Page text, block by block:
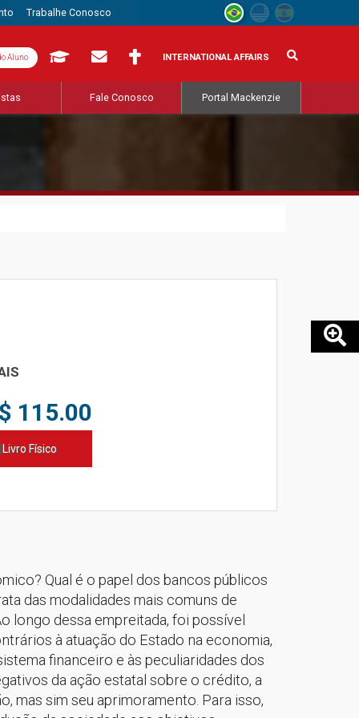
Trabalhe Conosco
Aluno INTERNATIONAL AFFAIRS
Fale Conosco Portal Mackenzie
115.00
Livro Físico
Qual é o papel dos bancos públicos
das modalidades mais comuns de
longo dessa empreitada, foi possível
à atuação do Estado na economia,
financeiro e às peculiaridades dos
da ação estatal sobre o crédito, a
mas sim seu apri­moramento. Para isso,